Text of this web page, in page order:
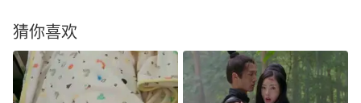
猜你喜欢